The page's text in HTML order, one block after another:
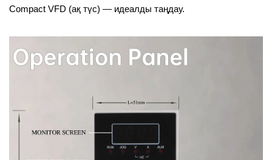
Compact VFD (ақ түс) — идеалды таңдау.